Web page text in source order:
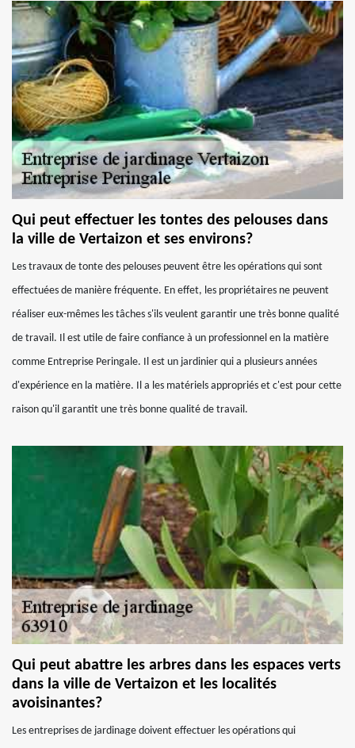
Qui peut effectuer les tontes des pelouses dans
la ville de Vertaizon et ses environs?
Les travaux de tonte des pelouses peuvent être les opérations qui sont
effectuées de manière fréquente. En effet, les propriétaires ne peuvent
réaliser eux-mêmes les tâches s'ils veulent garantir une très bonne qualité
de travail. Il est utile de faire confiance à un professionnel en la matière
comme Entreprise Peringale. Il est un jardinier qui a plusieurs années
d'expérience en la matière. Il a les matériels appropriés et c'est pour cette
raison qu'il garantit une très bonne qualité de travail.
Qui peut abattre les arbres dans les espaces verts
dans la ville de Vertaizon et les localités
avoisinantes?
Les entreprises de jardinage doivent effectuer les opérations qui